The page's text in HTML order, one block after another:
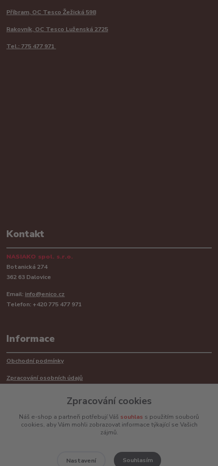
Příbram, OC Tesco Žežická 598
Rakovník, OC Tesco Luženská 2725
Tel.: 775 477 971
Kontakt
NASIAKO spol. s.r.o.
Botanická 274
362 63 Dalovice
Email: info@enico.cz
Telefon: +420 775 477 971
Informace
Obchodní podmínky
Zpracování osobních údajů
Mimosoudní řešení sporů ADR
Zpracování cookies
Náš e-shop a partneři potřebují Váš souhlas s použitím souborů
cookies, aby Vám mohli zobrazovat informace týkající se Vašich
zájmů.
Nastavení Souhlasím